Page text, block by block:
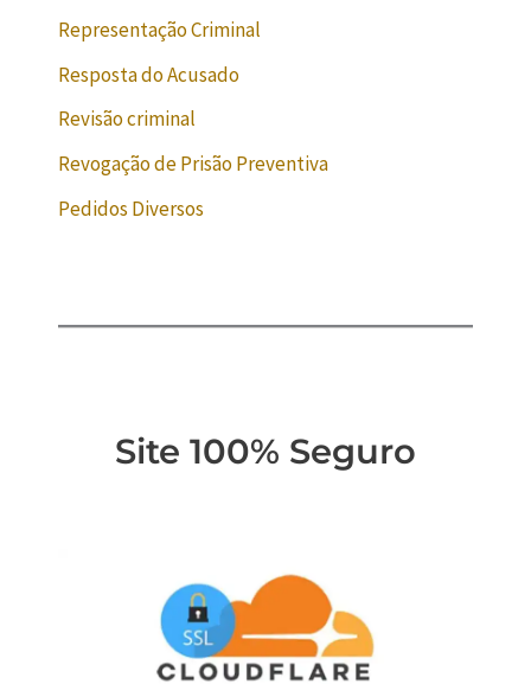
Representação Criminal
Resposta do Acusado
Revisão criminal
Revogação de Prisão Preventiva
Pedidos Diversos
Site 100% Seguro